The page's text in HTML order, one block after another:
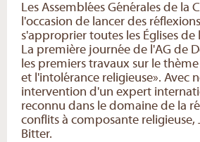
Les Assemblées Générales de la
l'occasion de lancer des
s'approprier toutes les Églises
La première journée de l'AG de
les premiers travaux sur le thème
et l'intolérance religieuse». Avec
intervention d'un expert
reconnu dans le domaine de la
conflits à composante religieuse,
Bitter.